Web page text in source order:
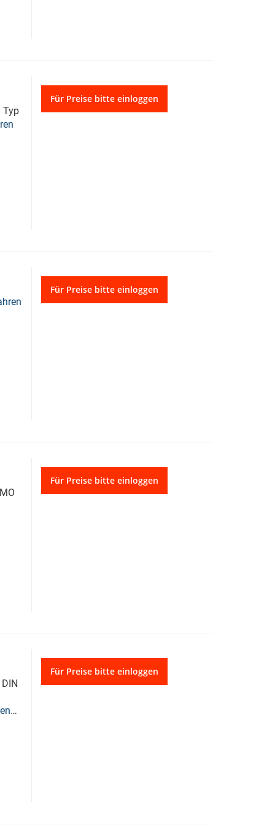
Typ
Für Preise bitte einloggen
Für Preise bitte einloggen
Für Preise bitte einloggen
Für Preise bitte einloggen